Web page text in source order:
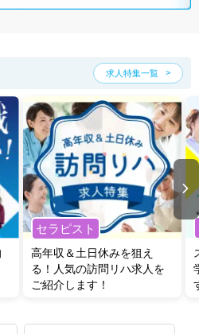
方は人気の希望条件をピックアップし
求人特集一覧
セラピスト
高年収＆土日休みを狙え
る！人気の訪問リハ求人を
ご紹介します！